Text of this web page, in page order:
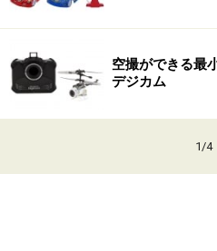
空撮ができる最
デジカム
1/4